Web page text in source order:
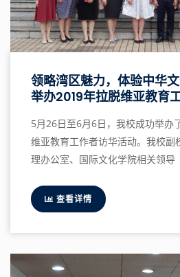
领略湾区魅力，体验中华
举办2019年拉脱维亚教育
5月26日至6月6日，我校成功举办
维亚教育工作者访华活动。我校副
理办公室、国际文化学院相关领导
查看详情